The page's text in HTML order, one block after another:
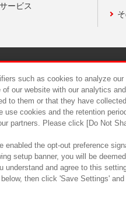
ービス
食品のご
such as cookies to analyze
our website with our analytics
to them or that they have
use cookies and the retention
partners. Please click [Do Not
enabled the opt-out preference
setup banner, you will be
understand and agree to this
then click 'Save Settings' and